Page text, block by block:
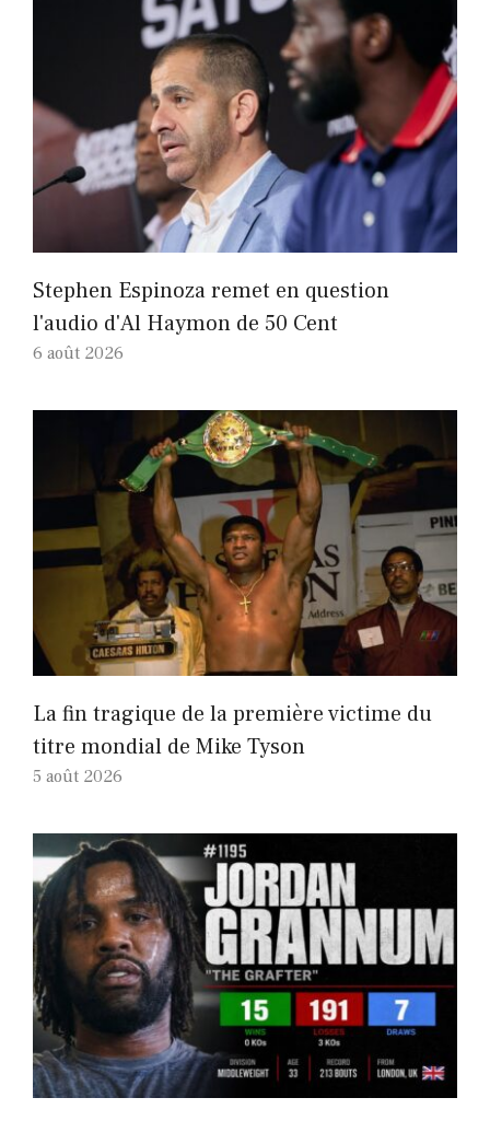
Stephen Espinoza remet en question
l'audio d'Al Haymon de 50 Cent
6 août 2026
La fin tragique de la première victime du
titre mondial de Mike Tyson
5 août 2026